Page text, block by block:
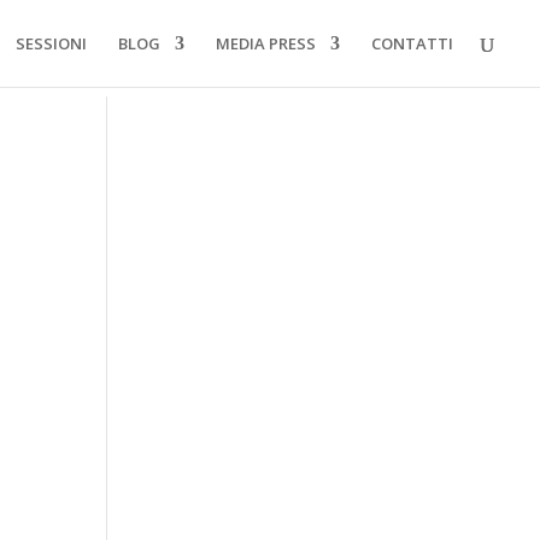
SESSIONI BLOG MEDIA PRESS CONTATTI